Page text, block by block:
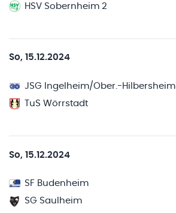
HSV Sobernheim 2
So, 15.12.2024
JSG Ingelheim/Ober.-Hilbersheim
TuS Wörrstadt
So, 15.12.2024
SF Budenheim
SG Saulheim